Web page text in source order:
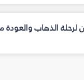
لرحلة الذهاب والعودة